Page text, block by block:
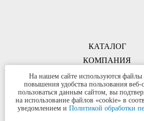
КОМПАНИЯ
КАТАЛОГ
КОНТАКТЫ
©ООО «Центр Метиз»
Все права защищены
Политика
На нашем сайте используются файлы
повышения удобства пользования
пользоваться данным сайтом, вы
на использование файлов «cookie» в
уведомлением и Политикой обработки